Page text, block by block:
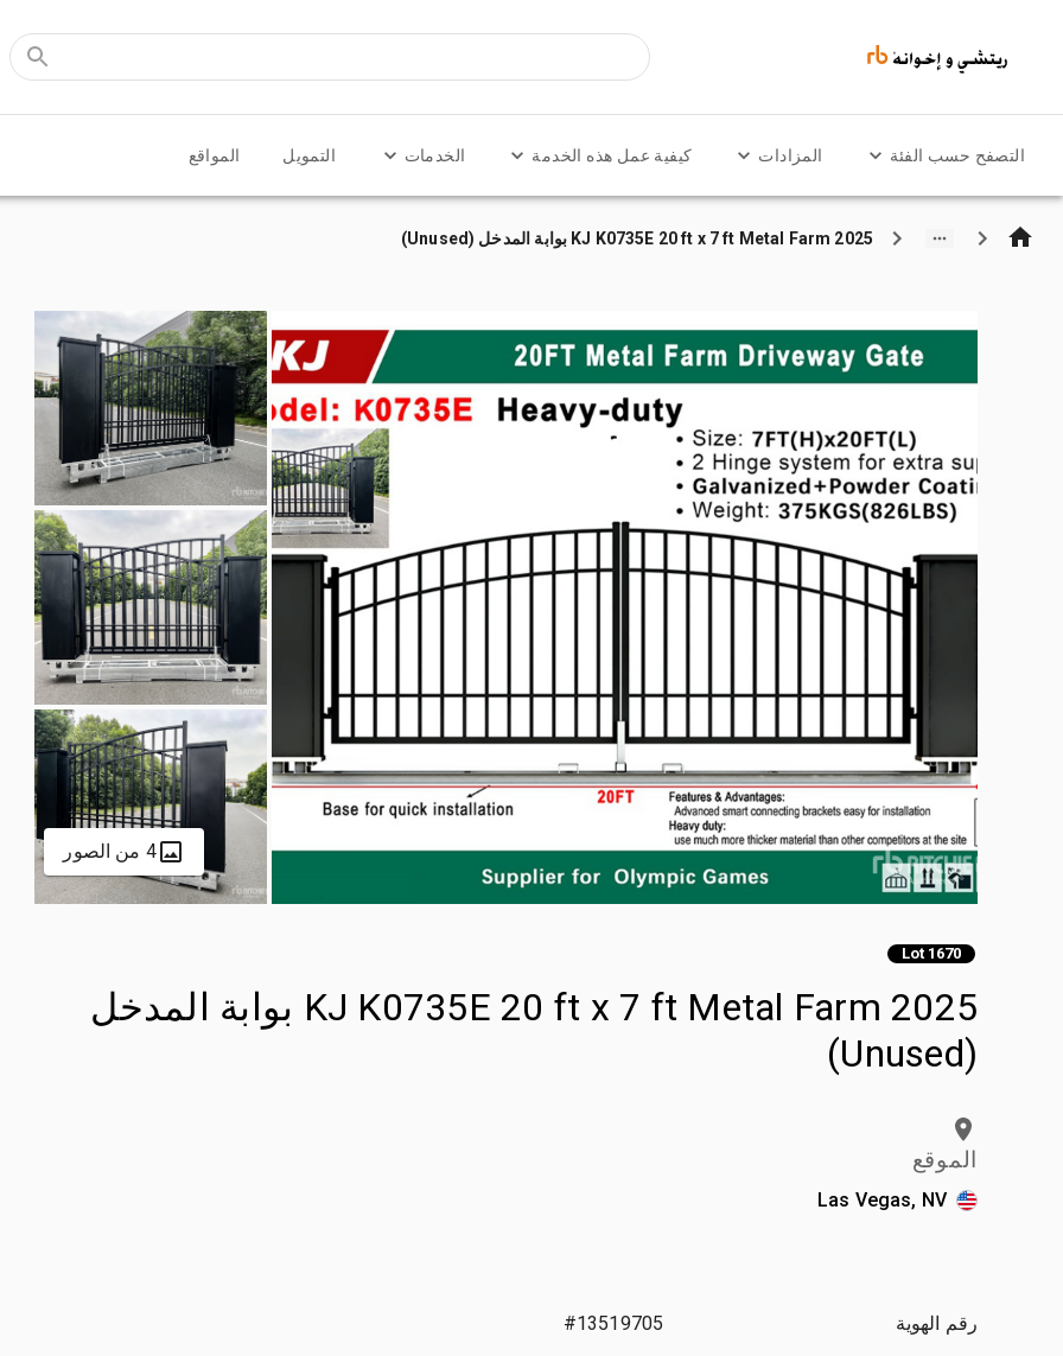
التصفح حسب الفئة المزادات كيفية عمل هذه الخدمة الخدمات التمويل المواقع
2025 KJ K0735E 20 ft x 7 ft Metal Farm بوابة المدخل (Unused)
4 من الصور
Lot 1670
2025 KJ K0735E 20 ft x 7 ft Metal Farm بوابة المدخل
(Unused)
الموقع
Las Vegas, NV
رقم الهوية #13519705